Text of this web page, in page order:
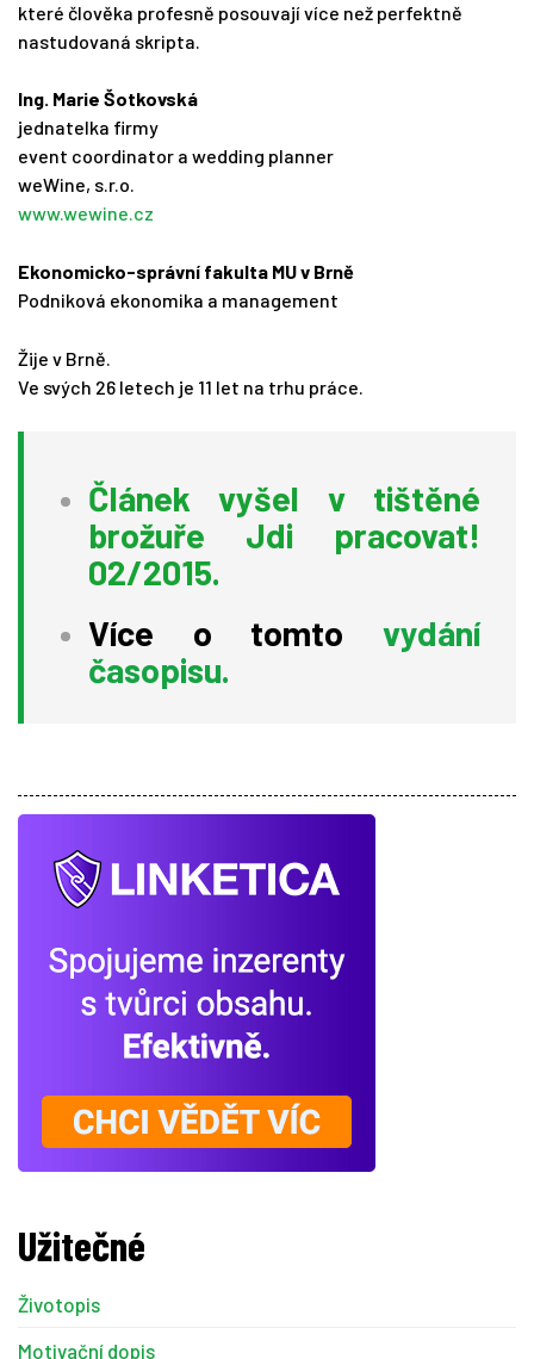
které člověka profesně posouvají více než perfektně
nastudovaná skripta.
Ing. Marie Šotkovská
jednatelka firmy
event coordinator a wedding planner
weWine, s.r.o.
www.wewine.cz
Ekonomicko-správní fakulta MU v Brně
Podniková ekonomika a management
Žije v Brně.
Ve svých 26 letech je 11 let na trhu práce.
Článek vyšel v tištěné
brožuře Jdi pracovat!
02/2015.
Více o tomto vydání
časopisu.
Užitečné
Životopis
Motivační dopis